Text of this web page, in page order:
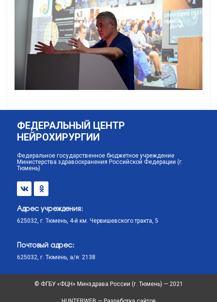
ФЕДЕРАЛЬНЫЙ ЦЕНТР
НЕЙРОХИРУРГИИ
Федеральное государственное бюджетное учреждение
Министерства здравоохранения Российской Федерации (г.
Тюмень)
Адрес учреждения:
625032, г. Тюмень, 4-й км. Червишевского тракта, 5
Почтовый адрес:
625032, г. Тюмень, а/я: 2138
© ФГБУ «ФЦН» Минздрава России (г. Тюмень) — 2021